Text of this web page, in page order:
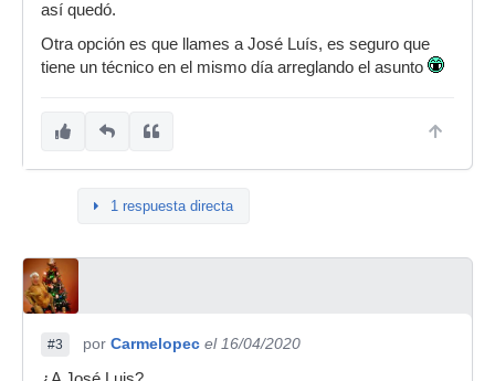
así quedó.
Otra opción es que llames a José Luís, es seguro que
tiene un técnico en el mismo día arreglando el asunto
1 respuesta directa
#3 por Carmelopec el 16/04/2020